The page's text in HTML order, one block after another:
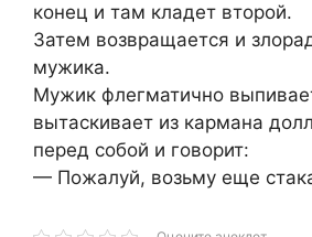
конец и там кладет второй.
Затем возвращается и
мужика.
Мужик флегматично
вытаскивает из кармана
перед собой и говорит:
— Пожалуй, возьму еще